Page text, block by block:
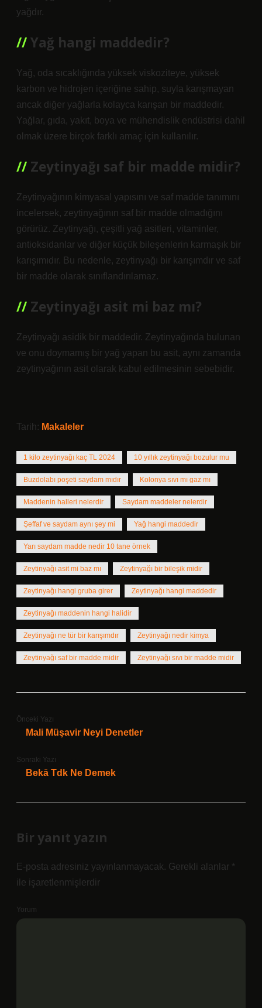
yağdır.
Yağ hangi maddedir?
Yağ, oda sıcaklığında yüksek viskoziteye, yüksek
karbon ve hidrojen içeriğine sahip, suyla karışmayan
ancak diğer yağlarla kolayca karışan bir maddedir.
Yağlar, gıda, yakıt, boya ve mühendislik endüstrisi dahil
olmak üzere birçok farklı amaç için kullanılır.
Zeytinyağı saf bir madde midir?
Zeytinyağının kimyasal yapısını ve saf madde tanımını
incelersek, zeytinyağının saf bir madde olmadığını
görürüz. Zeytinyağı, çeşitli yağ asitleri, vitaminler,
antioksidanlar ve diğer küçük bileşenlerin karmaşık bir
karışımıdır. Bu nedenle, zeytinyağı bir karışımdır ve saf
bir madde olarak sınıflandırılamaz.
Zeytinyağı asit mi baz mı?
Zeytinyağı asidik bir maddedir. Zeytinyağında bulunan
ve onu doymamış bir yağ yapan bu asit, aynı zamanda
zeytinyağının asit olarak kabul edilmesinin sebebidir.
Tarih: Makaleler
1 kilo zeytinyağı kaç TL 2024 10 yıllık zeytinyağı bozulur mu
Buzdolabı poşeti saydam mıdır Kolonya sıvı mı gaz mı
Maddenin halleri nelerdir Saydam maddeler nelerdir
Şeffaf ve saydam aynı şey mi Yağ hangi maddedir
Yarı saydam madde nedir 10 tane örnek
Zeytinyağı asit mi baz mı Zeytinyağı bir bileşik midir
Zeytinyağı hangi gruba girer Zeytinyağı hangi maddedir
Zeytinyağı maddenin hangi halidir
Zeytinyağı ne tür bir karışımdır Zeytinyağı nedir kimya
Zeytinyağı saf bir madde midir Zeytinyağı sıvı bir madde midir
Önceki Yazı
Mali Müşavir Neyi Denetler
Sonraki Yazı
Bekā Tdk Ne Demek
Bir yanıt yazın
E-posta adresiniz yayınlanmayacak. Gerekli alanlar *
ile işaretlenmişlerdir
Yorum